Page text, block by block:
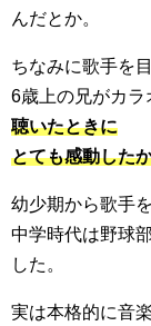
んだとか。
ちなみに歌手を
6歳上の兄がカラ
聴いたときに
とても感動した
幼少期から歌手
中学時代は野球
した。
実は本格的に音